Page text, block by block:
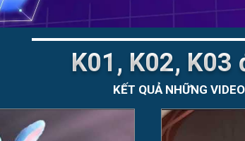
K01, K02, K03
KẾT QUẢ NHỮNG